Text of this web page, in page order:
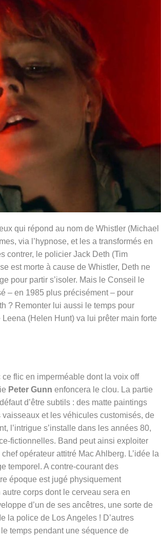
qui répond au nom de Whistler (Michael
via l’hypnose, et les a transformés en
contrer, le policier Jack Deth (Tim
est morte à cause de Whistler, Deth ne
pour partir s’isoler. Mais le Conseil le
– en 1985 plus précisément – pour
? Remonter lui aussi le temps pour
(Helen Hunt) va lui prêter main forte
ce flic en imperméable dont la voix off
Peter Gunn enfoncera le clou. La partie
d’être subtils : des matte paintings
et les véhicules customisés, de
l’intrigue s’installe dans les années 80,
fictionnelles. Band peut ainsi exploiter
opérateur attitré Mac Ahlberg. L’idée la
temporel. A contre-courant des
époque est jugé physiquement
corps dont le cerveau sera en
d’un de ses ancêtres, une sorte de
la police de Los Angeles ! D’autres
temps pendant une séquence de